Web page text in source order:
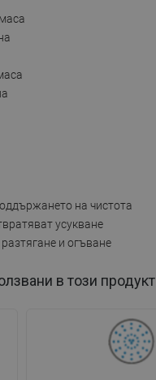
на чистота
усукване
и огъване
в този продукт